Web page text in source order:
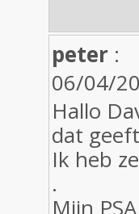
peter :
06/04/
Hallo
dat
Ik heb
.
Mijn